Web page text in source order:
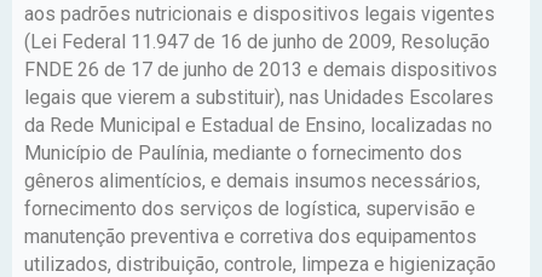
aos padrões nutricionais e dispositivos legais vigentes
(Lei Federal 11.947 de 16 de junho de 2009, Resolução
FNDE 26 de 17 de junho de 2013 e demais dispositivos
legais que vierem a substituir), nas Unidades Escolares
da Rede Municipal e Estadual de Ensino, localizadas no
Município de Paulínia, mediante o fornecimento dos
gêneros alimentícios, e demais insumos necessários,
fornecimento dos serviços de logística, supervisão e
manutenção preventiva e corretiva dos equipamentos
utilizados, distribuição, controle, limpeza e higienização